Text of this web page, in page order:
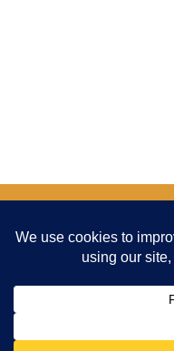
Addav - Association
l'Abeille en Ville
Fièrement propulsé